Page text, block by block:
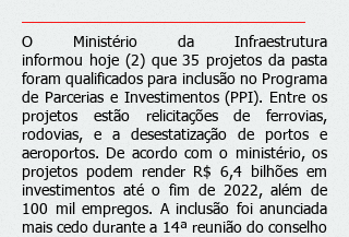
O Ministério da Infraestrutura
informou hoje (2) que 35 projetos da pasta
foram qualificados para inclusão no Programa
de Parcerias e Investimentos (PPI). Entre os
projetos estão relicitações de ferrovias,
rodovias, e a desestatização de portos e
aeroportos. De acordo com o ministério, os
projetos podem render R$ 6,4 bilhões em
investimentos até o fim de 2022, além de
100 mil empregos. A inclusão foi anunciada
mais cedo durante a 14ª reunião do conselho